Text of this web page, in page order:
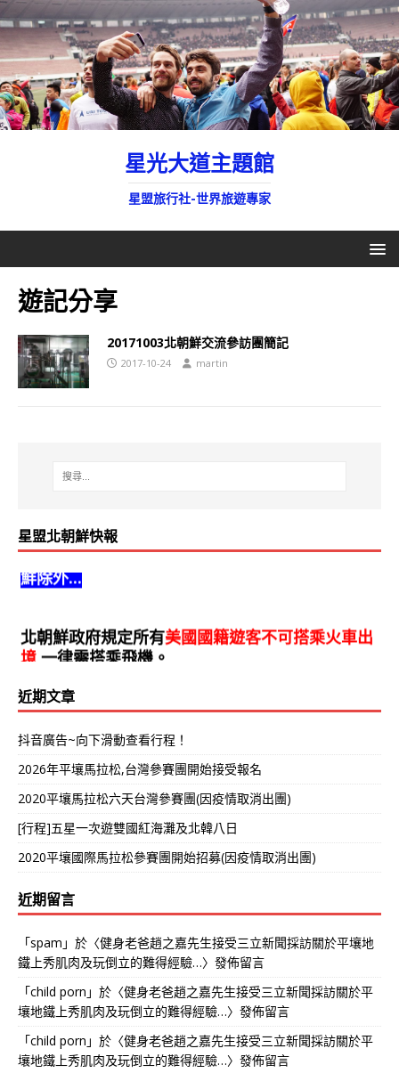
星光大道主題館
星盟旅行社-世界旅遊專家
遊記分享
20171003北朝鮮交流參訪團簡記
2017-10-24 martin
星盟北朝鮮快報
北朝鮮政府歡迎全球遊客前來北朝鮮旅遊,但是南朝
鮮除外...
北朝鮮政府規定所有美國國籍遊客不可搭乘火車出
境,一律需搭乘飛機。
近期文章
抖音廣告~向下滑動查看行程！
2026年平壤馬拉松,台灣參賽團開始接受報名
2020平壤馬拉松六天台灣參賽團(因疫情取消出團)
[行程]五星一次遊雙國紅海灘及北韓八日
2020平壤國際馬拉松參賽團開始招募(因疫情取消出團)
近期留言
「spam 」於〈健身老爸趙之嘉先生接受三立新聞採訪關於平壤地
鐵上秀肌肉及玩倒立的難得經驗…〉發佈留言
「child porn 」於〈健身老爸趙之嘉先生接受三立新聞採訪關於平
壤地鐵上秀肌肉及玩倒立的難得經驗…〉發佈留言
「child porn 」於〈健身老爸趙之嘉先生接受三立新聞採訪關於平
壤地鐵上秀肌肉及玩倒立的難得經驗…〉發佈留言